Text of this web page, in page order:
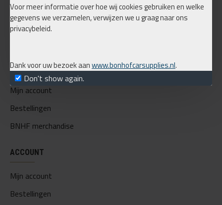
Voor meer informatie over hoe wij cookies gebruiken en welke
gegevens we verzamelen, verwijzen we u graag naar ons
privacybeleid.
Dank voor uw bezoek aanwww.bonhofcarsupplies.nl.
Don't show again.
INFORMATIE
Over ons
Privacy
Mijn account
Bestellingen
BNHF merchandise
ACCOUNT
Mijn account
Bestellingen